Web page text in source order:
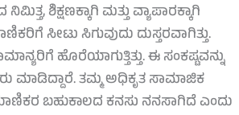
ಶಿಕ್ಷಣಕ್ಕಾಗಿ ಮತ್ತು ವ್ಯಾಪಾರಕ್ಕಾಗಿ
ಸೀಟು ಸಿಗುವುದು ದುಸ್ತರವಾಗಿತ್ತು.
ಹೊರೆಯಾಗುತ್ತಿತ್ತು. ಈ ಸಂಕಷ್ಟವನ್ನು
ತಮ್ಮ ಅಧಿಕೃತ ಸಾಮಾಜಿಕ
ಬಹುಕಾಲದ ಕನಸು ನನಸಾಗಿದೆ ಎಂದು